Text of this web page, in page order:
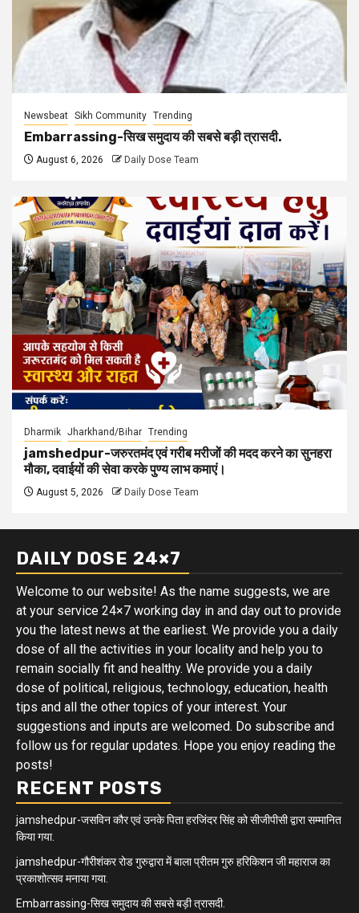
Newsbeat Sikh Community Trending
Embarrassing-सिख समुदाय की सबसे बड़ी त्रासदी.
August 6, 2026 Daily Dose Team
Dharmik Jharkhand/Bihar Trending
jamshedpur-जरुरतमंद एवं गरीब मरीजों की मदद करने का सुनहरा
मौका, दवाईयों की सेवा करके पुण्य लाभ कमाएं।
August 5, 2026 Daily Dose Team
DAILY DOSE 24×7
Welcome to our website! As the name suggests, we are
at your service 24×7 working day in and day out to provide
you the latest news at the earliest. We provide you a daily
dose of all the activities in your locality and help you to
remain socially fit and healthy. We provide you a daily
dose of political, religious, technology, education, health
tips and all the other topics of your interest. Your
suggestions and inputs are welcomed. Do subscribe and
follow us for regular updates. Hope you enjoy reading the
posts!
RECENT POSTS
jamshedpur-जसविन कौर एवं उनके पिता हरजिंदर सिंह को सीजीपीसी द्वारा सम्मानित
किया गया.
jamshedpur-गौरीशंकर रोड गुरुद्वारा में बाला प्रीतम गुरु हरिकिशन जी महाराज का
प्रकाशोत्सव मनाया गया.
Embarrassing-सिख समुदाय की सबसे बड़ी त्रासदी.